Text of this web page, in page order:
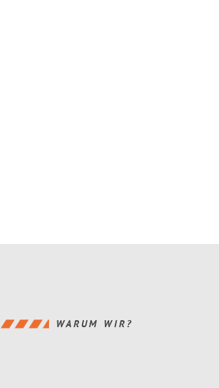
WARUM WIR?